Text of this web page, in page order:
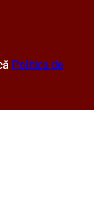
Politica de